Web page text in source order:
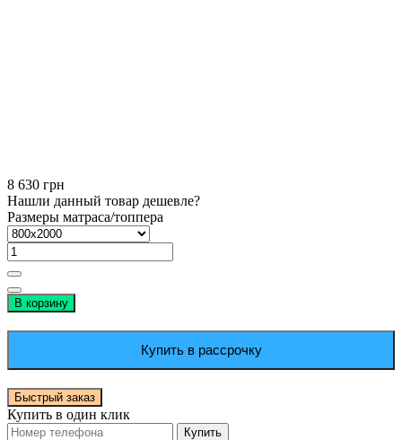
8 630 грн
Нашли данный товар дешевле?
Размеры матраса/топпера
В корзину
Купить в рассрочку
Быстрый заказ
Купить в один клик
Купить